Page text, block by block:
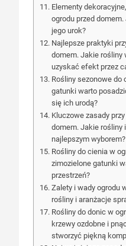
Elementy
ogrodu przed
jego urok?
Najlepsze praktyki
domem. Jakie rośliny
uzyskać efekt przez
Rośliny sezonowe do
gatunki warto
się ich urodą?
Kluczowe zasady
domem. Jakie rośliny
najlepszym wyborem?
Rośliny do cienia w
zimozielone gatunki
przestrzeń?
Zalety i wady ogrodu
rośliny i aranżacje
Rośliny do donic w
krzewy ozdobne i
stworzyć piękną